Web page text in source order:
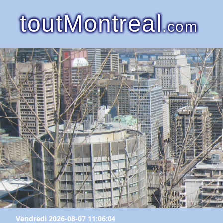
toutMontreal.com
Vendredi 2026-08-07 11:06:04